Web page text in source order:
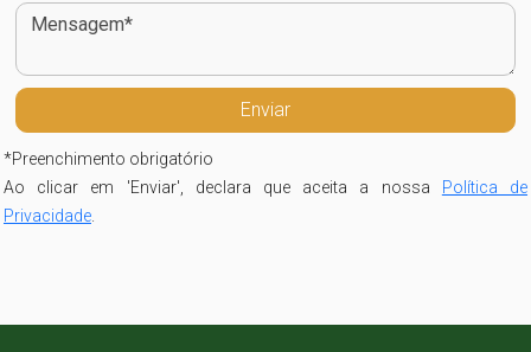
*Preenchimento obrigatório
Ao clicar em 'Enviar', declara que aceita a nossa Política de
Privacidade